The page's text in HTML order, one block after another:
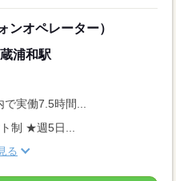
ンオペレーター）
浦和駅
実働7.5時間...
制 ★週5日...
る